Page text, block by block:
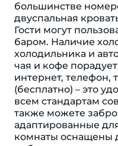
большинстве
двуспальная
Гости могут
баром. Наличие
холодильника и
чая и кофе
интернет, телефон,
(бесплатно) – это
всем стандартам
также можете
адаптированные
комнаты оснащены